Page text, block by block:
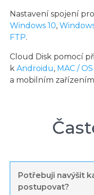
Nastavení spojení
Windows 10,
FTP.
Cloud Disk pomocí
k Androidu, MAC /
a mobilním
Potřebuji navýšit
postupovat?